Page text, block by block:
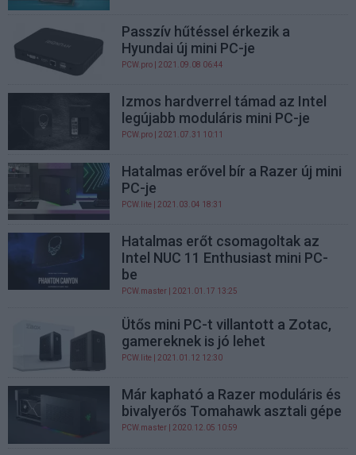
Passzív hűtéssel érkezik a
Hyundai új mini PC-je
PCW.pro | 2021.09.08 06:44
Izmos hardverrel támad az Intel
legújabb moduláris mini PC-je
PCW.pro | 2021.07.31 10:11
Hatalmas erővel bír a Razer új mini
PC-je
PCW.lite | 2021.03.04 18:31
Hatalmas erőt csomagoltak az
Intel NUC 11 Enthusiast mini PC-
be
PCW.master | 2021.01.17 13:25
Ütős mini PC-t villantott a Zotac,
gamereknek is jó lehet
PCW.lite | 2021.01.12 12:30
Már kapható a Razer moduláris és
bivalyerős Tomahawk asztali gépe
PCW.master | 2020.12.05 10:59